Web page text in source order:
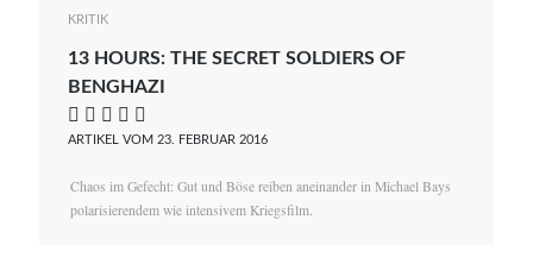
KRITIK
13 HOURS: THE SECRET SOLDIERS OF
BENGHAZI
    
ARTIKEL VOM 23. FEBRUAR 2016
Chaos im Gefecht: Gut und Böse reiben aneinander in Michael Bays
polarisierendem wie intensivem Kriegsfilm.